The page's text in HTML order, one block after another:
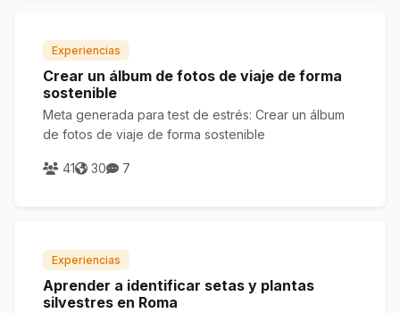
Experiencias
Crear un álbum de fotos de viaje de forma
sostenible
Meta generada para test de estrés: Crear un álbum
de fotos de viaje de forma sostenible
41 30 7
Experiencias
Aprender a identificar setas y plantas
silvestres en Roma